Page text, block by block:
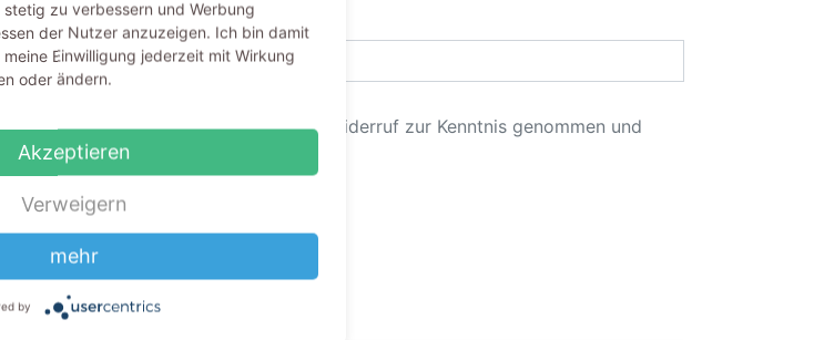
Rechenaufgabe: 4 + 4
inklusive Hinweis zum Widerruf zur Kenntnis genommen und
zu verbessern und Werbung
der Nutzer anzuzeigen. Ich bin damit
Einwilligung jederzeit mit Wirkung
oder ändern.
Akzeptieren
Verweigern
mehr
by